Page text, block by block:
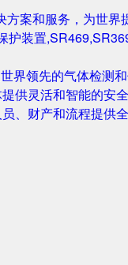
方案和服务，为世
装置
界领先的气体检测
供灵活和智能的
、财产和流程提供全